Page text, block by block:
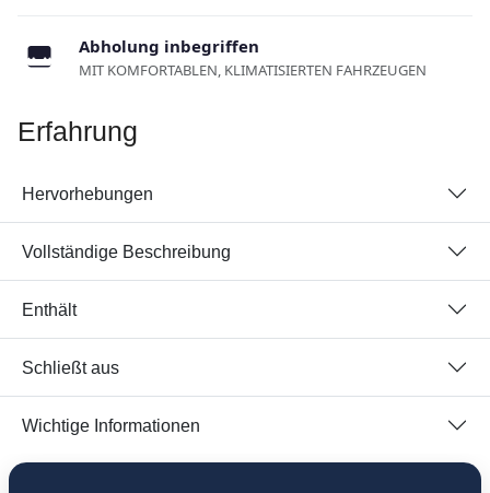
Abholung inbegriffen
MIT KOMFORTABLEN, KLIMATISIERTEN FAHRZEUGEN
Erfahrung
Hervorhebungen
Vollständige Beschreibung
Enthält
Schließt aus
Wichtige Informationen